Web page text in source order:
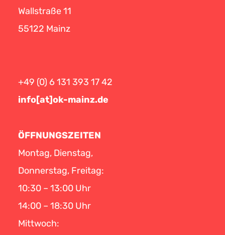
Wallstraße 11
55122 Mainz
+49 (0) 6 131 393 17 42
info[at]ok-mainz.de
ÖFFNUNGSZEITEN
Montag, Dienstag,
Donnerstag, Freitag:
10:30 – 13:00 Uhr
14:00 – 18:30 Uhr
Mittwoch: